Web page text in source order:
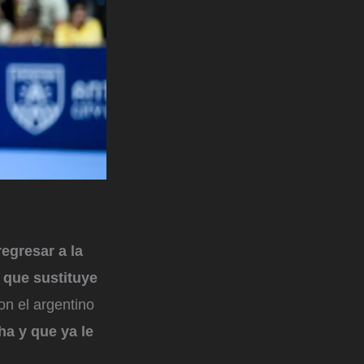
a la
que sustituye
el argentino
y que ya le